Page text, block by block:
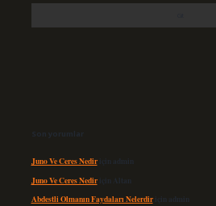
Son yorumlar
Juno Ve Ceres Nediriçin admin
Juno Ve Ceres Nediriçin Altan
Abdestli Olmanın Faydaları Nelerdiriçin admin